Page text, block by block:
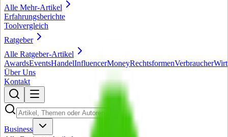
Alle Mehr-Artikel
Erfahrungsberichte
Toolvergleich
Ratgeber
Alle Ratgeber-Artikel
AwardsEventsHandelInfluencerMoneyRechtsformenVerbraucher
Über Uns
Kontakt
Business